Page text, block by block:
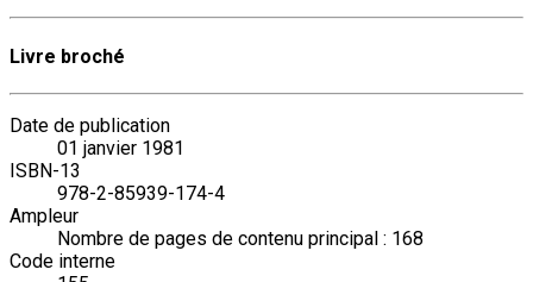
Livre broché
Date de publication
01 janvier 1981
ISBN-13
978-2-85939-174-4
Ampleur
Nombre de pages de contenu principal : 168
Code interne